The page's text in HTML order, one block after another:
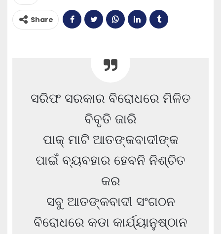
Share
ସରିଫ ସରକାର ବିରୋଧରେ ମିଳିତ
ବିବୃତି ଜାରି
ପାକ୍ ମାଟି ଆତଙ୍କବାଦୀଙ୍କ
ପାଇଁ ବ୍ୟବହାର ହେବନି ନିଶ୍ଚିତ
କର
ସବୁ ଆତଙ୍କବାଦୀ ସଂଗଠନ
ବିରୋଧରେ କଡା କାର୍ଯ୍ୟାନୁଷ୍ଠାନ